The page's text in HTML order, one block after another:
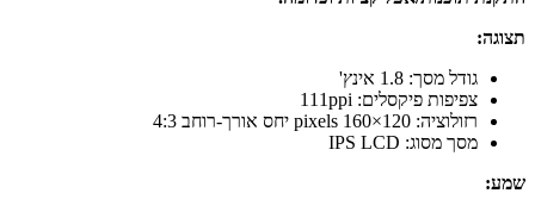
תצוגה:
גודל מסך: 1.8 אינץ'
צפיפות פיקסלים: 111ppi
רזולוציה: 120×160 pixels יחס אורך-רוחב 4:3
מסך מסוג: IPS LCD
שמע: